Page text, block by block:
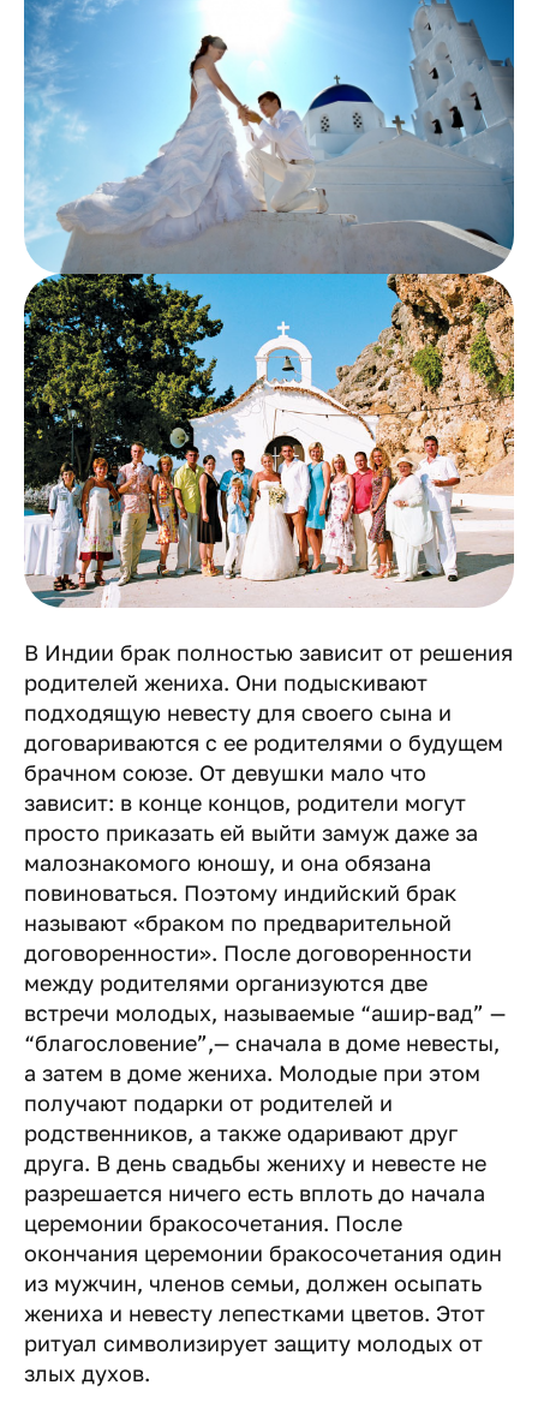
В Индии брак полностью зависит от решения
родителей жениха. Они подыскивают
подходящую невесту для своего сына и
договариваются с ее родителями о будущем
брачном союзе. От девушки мало что
зависит: в конце концов, родители могут
просто приказать ей выйти замуж даже за
малознакомого юношу, и она обязана
повиноваться. Поэтому индийский брак
называют «браком по предварительной
договоренности». После договоренности
между родителями организуются две
встречи молодых, называемые “ашир-вад” —
“благословение”,— сначала в доме невесты,
а затем в доме жениха. Молодые при этом
получают подарки от родителей и
родственников, а также одаривают друг
друга. В день свадьбы жениху и невесте не
разрешается ничего есть вплоть до начала
церемонии бракосочетания. После
окончания церемонии бракосочетания один
из мужчин, членов семьи, должен осыпать
жениха и невесту лепестками цветов. Этот
ритуал символизирует защиту молодых от
злых духов.